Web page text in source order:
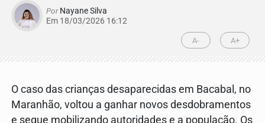
PorNayane Silva
Em 18/03/2026 16:12
A- A+
O caso das crianças desaparecidas em Bacabal, no
Maranhão, voltou a ganhar novos desdobramentos
e segue mobilizando autoridades e a população. Os